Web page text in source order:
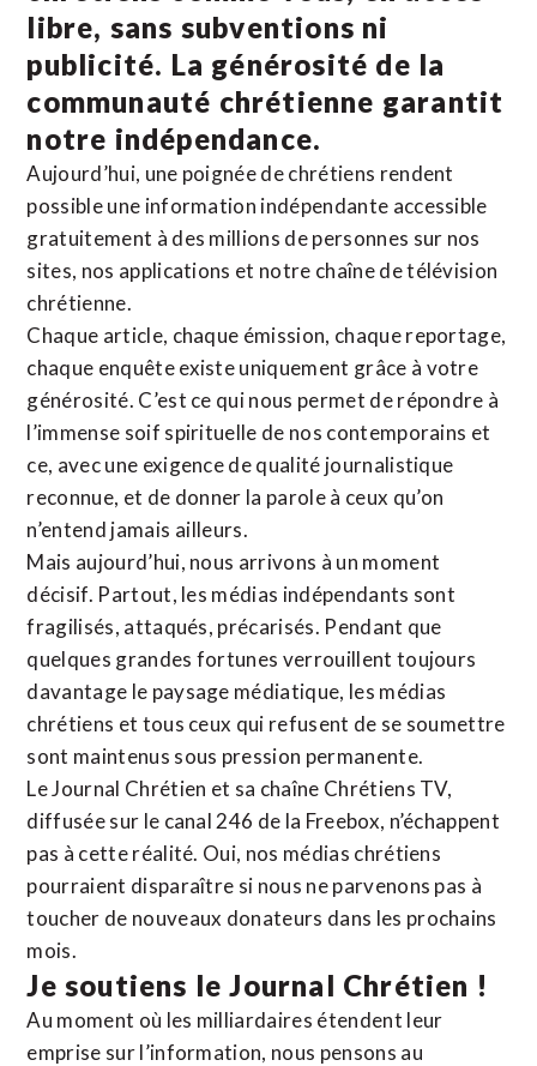
libre, sans subventions ni
publicité. La générosité de la
communauté chrétienne garantit
notre indépendance.
Aujourd’hui, une poignée de chrétiens rendent
possible une information indépendante accessible
gratuitement à des millions de personnes sur nos
sites, nos applications et notre chaîne de télévision
chrétienne.
Chaque article, chaque émission, chaque reportage,
chaque enquête existe uniquement grâce à votre
générosité. C’est ce qui nous permet de répondre à
l’immense soif spirituelle de nos contemporains et
ce, avec une exigence de qualité journalistique
reconnue, et de donner la parole à ceux qu’on
n’entend jamais ailleurs.
Mais aujourd’hui, nous arrivons à un moment
décisif. Partout, les médias indépendants sont
fragilisés, attaqués, précarisés. Pendant que
quelques grandes fortunes verrouillent toujours
davantage le paysage médiatique, les médias
chrétiens et tous ceux qui refusent de se soumettre
sont maintenus sous pression permanente.
Le Journal Chrétien et sa chaîne Chrétiens TV,
diffusée sur le canal 246 de la Freebox, n’échappent
pas à cette réalité. Oui, nos médias chrétiens
pourraient disparaître si nous ne parvenons pas à
toucher de nouveaux donateurs dans les prochains
mois.
Je soutiens le Journal Chrétien !
Au moment où les milliardaires étendent leur
emprise sur l’information, nous pensons au